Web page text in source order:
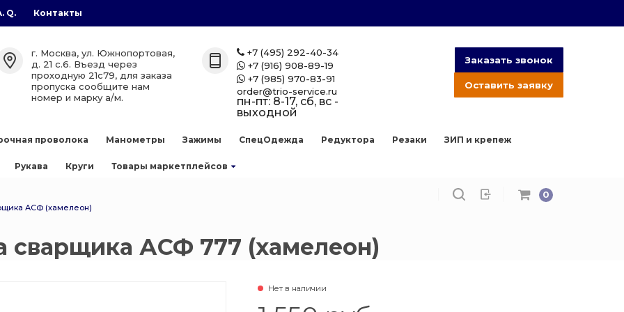
Q. Контакты
проволока Манометры Зажимы СпецОдежда Редуктора Резаки ЗИП и крепеж
Рукава Круги Товары маркетплейсов
0
г. Москва, ул. Южнопортовая,
д. 21 с.6. Въезд через
проходную 21с79, для заказа
пропуска сообщите нам
номер и марку а/м.
+7 (495) 292-40-34
+7 (916) 908-89-19
+7 (985) 970-83-91
order@trio-service.ru
пн-пт: 8-17, сб, вс -
выходной
Заказать звонок
Оставить заявку
АСФ (хамелеон)
сварщика АСФ 777 (хамелеон)
Нет в наличии